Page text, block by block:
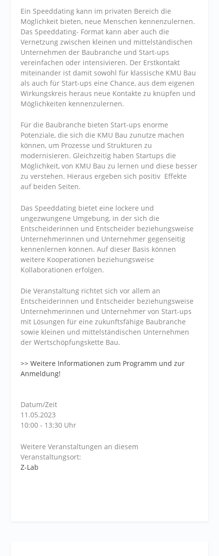
Ein Speeddating kann im privaten Bereich die
Möglichkeit bieten, neue Menschen kennenzulernen.
Das Speeddating- Format kann aber auch die
Vernetzung zwischen kleinen und mittelständischen
Unternehmen der Baubranche und Start-ups
vereinfachen oder intensivieren. Der Erstkontakt
miteinander ist damit sowohl für klassische KMU Bau
als auch für Start-ups eine Chance, aus dem eigenen
Wirkungskreis heraus neue Kontakte zu knüpfen und
Möglichkeiten kennenzulernen.
Für die Baubranche bieten Start-ups enorme
Potenziale, die sich die KMU Bau zunutze machen
können, um Prozesse und Strukturen zu
modernisieren. Gleichzeitig haben Startups die
Möglichkeit, von KMU Bau zu lernen und diese besser
zu verstehen. Hieraus ergeben sich positiv Effekte
auf beiden Seiten.
Das Speeddating bietet eine lockere und
ungezwungene Umgebung, in der sich die
Entscheiderinnen und Entscheider beziehungsweise
Unternehmerinnen und Unternehmer gegenseitig
kennenlernen können. Auf dieser Basis können
weitere Kooperationen beziehungsweise
Kollaborationen erfolgen.
Die Veranstaltung richtet sich vor allem an
Entscheiderinnen und Entscheider beziehungsweise
Unternehmerinnen und Unternehmer von Start-ups
mit Lösungen für eine zukunftsfähige Baubranche
sowie kleinen und mittelständischen Unternehmen
der Wertschöpfungskette Bau.
>> Weitere Informationen zum Programm und zur
Anmeldung!
Datum/Zeit
11.05.2023
10:00 - 13:30 Uhr
Weitere Veranstaltungen an diesem
Veranstaltungsort:
Z-Lab